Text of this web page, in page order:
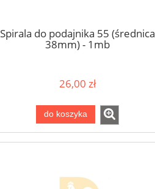
Spirala do podajnika 55 (średnica
38mm) - 1mb
26,00 zł
do koszyka